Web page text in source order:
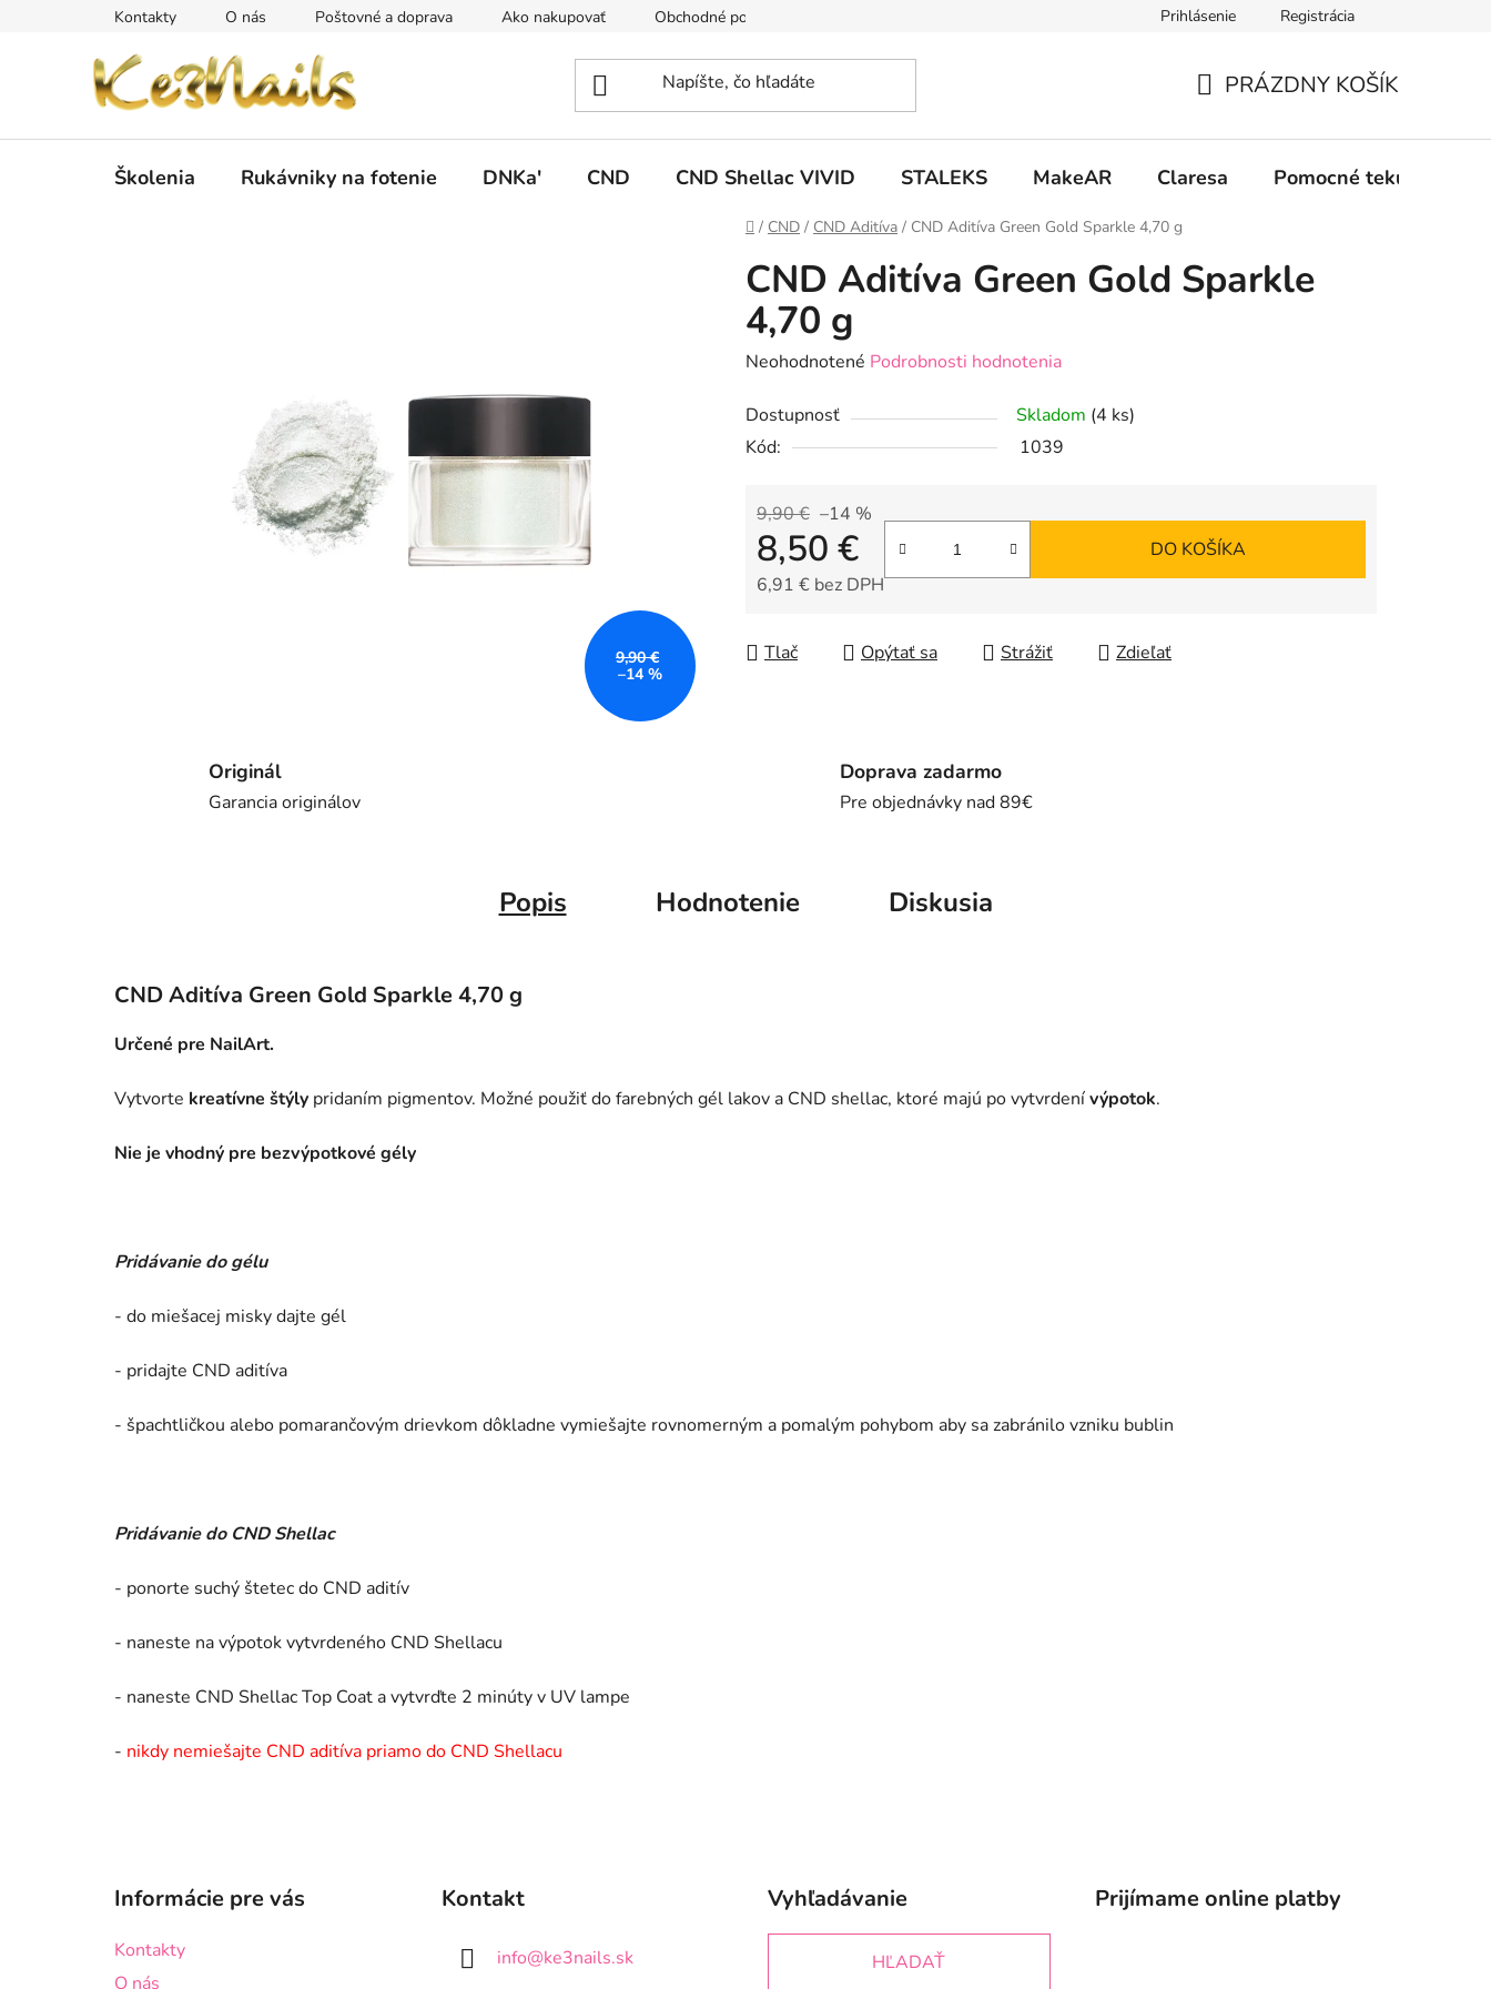
Kontakty O nás Poštovné a doprava Ako nakupovať Obchodné podmienky Formulár na odstúpenie od zmluvy
Prihlásenie Registrácia
KOŠÍK
PRÁZDNY KOŠÍK
Školenia Rukávniky na fotenie DNKa' CND CND Shellac VIVID STALEKS MakeAR Claresa Pomocné tekutiny
Domov
/ CND / CND Aditíva / CND Aditíva Green Gold Sparkle 4,70 g
CND Aditíva Green Gold Sparkle
4,70 g
Priemerné
produktu
je
hviezdičiek.
Neohodnotené Podrobnosti hodnotenia
Dostupnosť Skladom (4 ks)
Kód:
1039
9,90 € –14 %
8,50 €
6,91 € bez DPH
DO KOŠÍKA
Tlač Opýtať sa Strážiť Zdieľať
9,90 €
–14 %
Originál
Garancia originálov
Doprava zadarmo
Pre objednávky nad 89€
Popis Hodnotenie Diskusia
CND Aditíva Green Gold Sparkle 4,70 g
Určené pre NailArt.
Vytvorte kreatívne štýly pridaním pigmentov. Možné použiť do farebných gél lakov a CND shellac, ktoré majú po vytvrdenívýpotok.
Nie je vhodný pre bezvýpotkové gély
Pridávanie do gélu
- do miešacej misky dajte gél
- pridajte CND aditíva
- špachtličkou alebo pomarančovým drievkom dôkladne vymiešajte rovnomerným a pomalým pohybom aby sa zabránilo vzniku bublin
Pridávanie do CND Shellac
- ponorte suchý štetec do CND aditív
- naneste na výpotok vytvrdeného CND Shellacu
- naneste CND Shellac Top Coat a vytvrďte 2 minúty v UV lampe
- nikdy nemiešajte CND aditíva priamo do CND Shellacu
Informácie pre vás
Kontakty
O nás
Kontakt
info@ke3nails.sk
Vyhľadávanie
HĽADAŤ
Prijímame online platby